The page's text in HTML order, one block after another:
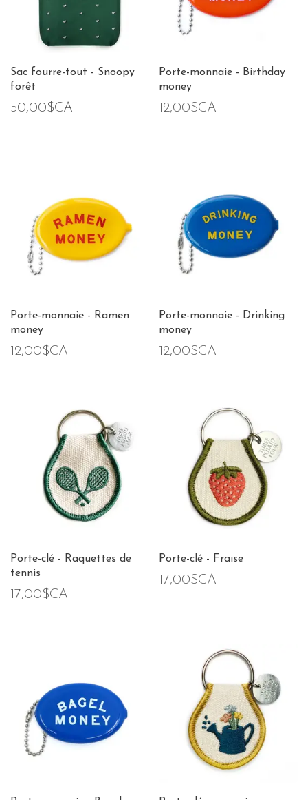
Sac fourre-tout - Snoopy
forêt
50,00$CA
Porte-monnaie - Birthday
money
12,00$CA
Porte-monnaie - Ramen
money
12,00$CA
Porte-monnaie - Drinking
money
12,00$CA
Porte-clé - Raquettes de
tennis
17,00$CA
Porte-clé - Fraise
17,00$CA